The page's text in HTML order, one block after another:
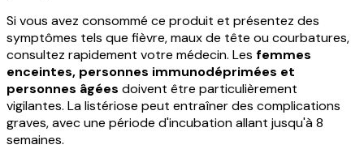
Si vous avez consommé ce produit et présentez des
symptômes tels que fièvre, maux de tête ou courbatures,
consultez rapidement votre médecin. Les femmes
enceintes, personnes immunodéprimées et
personnes âgées doivent être particulièrement
vigilantes. La listériose peut entraîner des complications
graves, avec une période d'incubation allant jusqu'à 8
semaines.